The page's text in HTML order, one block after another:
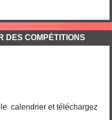
DES COMPÉTITIONS
calendrier et téléchargez